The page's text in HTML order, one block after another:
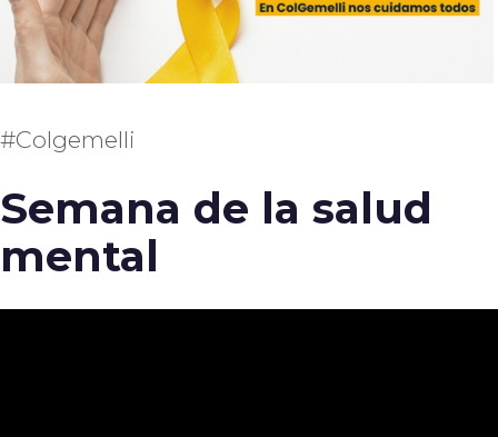
#Colgemelli
Semana de la salud
mental